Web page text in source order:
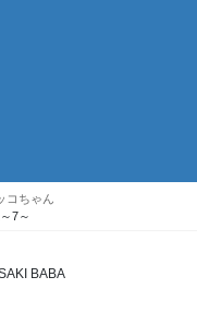
コちゃん
7～
BABA